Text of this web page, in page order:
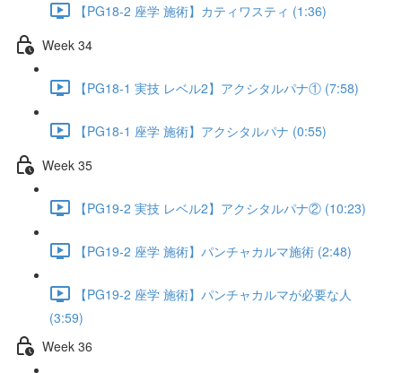
【PG18-2 座学 施術】カティワスティ (1:36)
Week 34
【PG18-1 実技 レベル2】アクシタルパナ① (7:58)
【PG18-1 座学 施術】アクシタルパナ (0:55)
Week 35
【PG19-2 実技 レベル2】アクシタルパナ② (10:23)
【PG19-2 座学 施術】パンチャカルマ施術 (2:48)
【PG19-2 座学 施術】パンチャカルマが必要な人
(3:59)
Week 36